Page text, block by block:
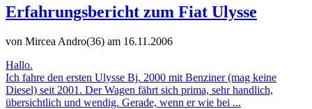
Erfahrungsbericht zum Fiat Ulysse
von Mircea Andro(36) am 16.11.2006
Hallo.
Ich fahre den ersten Ulysse Bj. 2000 mit Benziner (mag keine
Diesel) seit 2001. Der Wagen fährt sich prima, sehr handlich,
übersichtlich und wendig. Gerade, wenn er wie bei ...